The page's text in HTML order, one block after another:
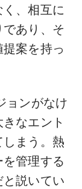
、相互に
あり、そ
案を持っ
ョンがなけ
なエント
まう。熱
管理する
説いてい